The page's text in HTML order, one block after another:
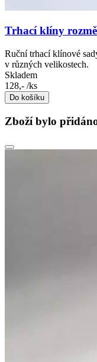
Trhací klíny
Ruční trhací klínové
v různých velikostech.
Skladem
128,- /ks
Do košíku
Zboží bylo